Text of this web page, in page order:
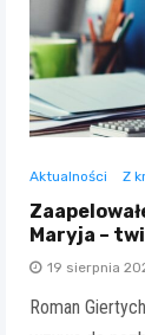
Aktualności Z
Maryja –
19 sierpnia
Roman